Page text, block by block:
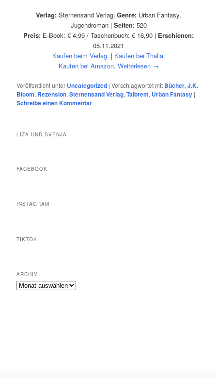
Verlag: Sternensand Verlag| Genre: Urban Fantasy,
Jugendroman | Seiten:520
Preis: E-Book: € 4,99 / Taschenbuch: € 16,90 | Erschienen:
05.11.2021
Kaufen beim Verlag. | Kaufen bei Thalia.
Kaufen bei Amazon. Weiterlesen →
Veröffentlicht unter Uncategorized |Verschlagwortet mit Bücher,J.K.
Bloom, Rezension,Sternensand Verlag,Talbrem, Urban Fantasy |
Schreibe einen Kommentar
LIZA UND SVENJA
FACEBOOK
INSTAGRAM
TIKTOK
ARCHIV
Archiv